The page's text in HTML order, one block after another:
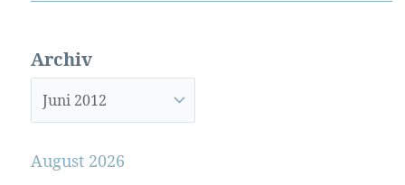
Archiv
August 2026